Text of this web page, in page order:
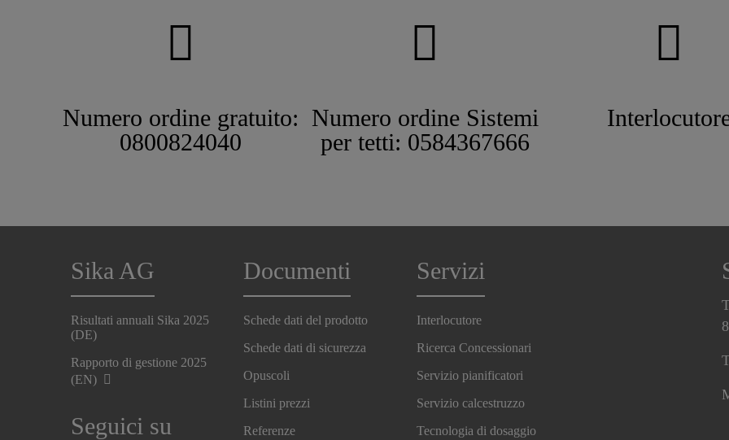
Numero ordine gratuito:
0800824040
Numero ordine Sistemi
per tetti: 0584367666
Sika AG
Risultati annuali Sika 2025
(DE)
Rapporto di gestione 2025
(EN)
Seguici su
Documenti
Schede dati del prodotto
Schede dati di sicurezza
Opuscoli
Listini prezzi
Referenze
Servizi
Interlocutore
Ricerca Concessionari
Servizio pianificatori
Servizio calcestruzzo
Tecnologia di dosaggio